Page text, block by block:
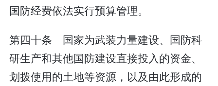
国防经费依法实行预算管理。
第四十条 国家为武装力量建设、国防科
研生产和其他国防建设直接投入的资金、
划拨使用的土地等资源，以及由此形成的